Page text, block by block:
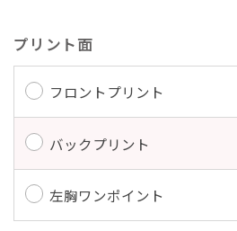
プリント面
フロントプリント
バックプリント
左胸ワンポイント